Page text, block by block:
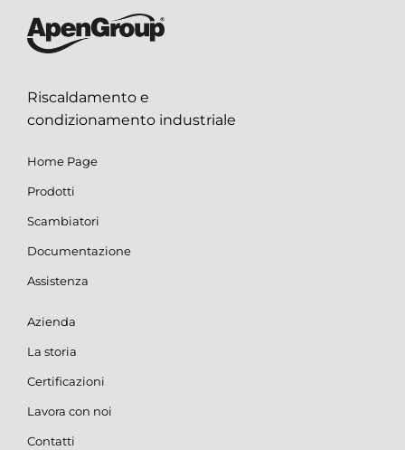
Riscaldamento e
condizionamento industriale
Home Page
Prodotti
Scambiatori
Documentazione
Assistenza
Azienda
La storia
Certificazioni
Lavora con noi
Contatti